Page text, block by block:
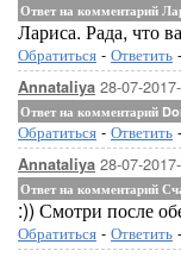
Ответ на комментарий
Лариса. Рада, что
Обратиться - Ответить -
Annataliya 28-07-
Ответ на комментарий
Обратиться - Ответить -
Annataliya 28-07-
Ответ на комментарий
:)) Смотри после
Обратиться - Ответить -